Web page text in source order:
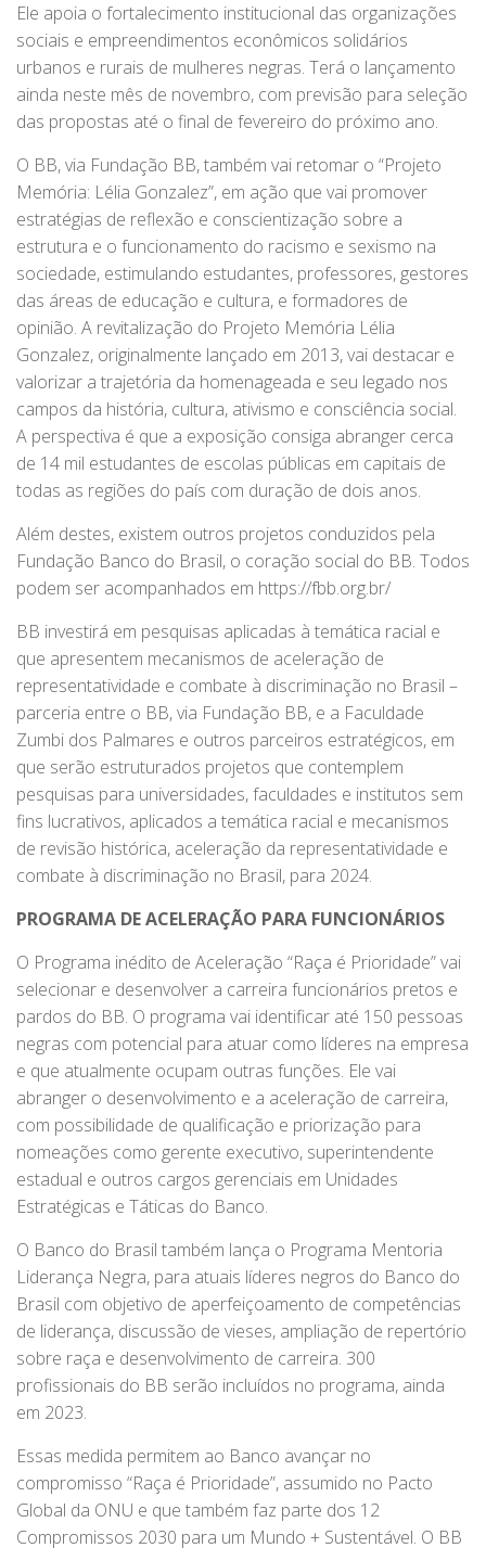
Ele apoia o fortalecimento institucional das organizações
sociais e empreendimentos econômicos solidários
urbanos e rurais de mulheres negras. Terá o lançamento
ainda neste mês de novembro, com previsão para seleção
das propostas até o final de fevereiro do próximo ano.
O BB, via Fundação BB, também vai retomar o “Projeto
Memória: Lélia Gonzalez”, em ação que vai promover
estratégias de reflexão e conscientização sobre a
estrutura e o funcionamento do racismo e sexismo na
sociedade, estimulando estudantes, professores, gestores
das áreas de educação e cultura, e formadores de
opinião. A revitalização do Projeto Memória Lélia
Gonzalez, originalmente lançado em 2013, vai destacar e
valorizar a trajetória da homenageada e seu legado nos
campos da história, cultura, ativismo e consciência social.
A perspectiva é que a exposição consiga abranger cerca
de 14 mil estudantes de escolas públicas em capitais de
todas as regiões do país com duração de dois anos.
Além destes, existem outros projetos conduzidos pela
Fundação Banco do Brasil, o coração social do BB. Todos
podem ser acompanhados em https://fbb.org.br/
BB investirá em pesquisas aplicadas à temática racial e
que apresentem mecanismos de aceleração de
representatividade e combate à discriminação no Brasil –
parceria entre o BB, via Fundação BB, e a Faculdade
Zumbi dos Palmares e outros parceiros estratégicos, em
que serão estruturados projetos que contemplem
pesquisas para universidades, faculdades e institutos sem
fins lucrativos, aplicados a temática racial e mecanismos
de revisão histórica, aceleração da representatividade e
combate à discriminação no Brasil, para 2024.
PROGRAMA DE ACELERAÇÃO PARA FUNCIONÁRIOS
O Programa inédito de Aceleração “Raça é Prioridade” vai
selecionar e desenvolver a carreira funcionários pretos e
pardos do BB. O programa vai identificar até 150 pessoas
negras com potencial para atuar como líderes na empresa
e que atualmente ocupam outras funções. Ele vai
abranger o desenvolvimento e a aceleração de carreira,
com possibilidade de qualificação e priorização para
nomeações como gerente executivo, superintendente
estadual e outros cargos gerenciais em Unidades
Estratégicas e Táticas do Banco.
O Banco do Brasil também lança o Programa Mentoria
Liderança Negra, para atuais líderes negros do Banco do
Brasil com objetivo de aperfeiçoamento de competências
de liderança, discussão de vieses, ampliação de repertório
sobre raça e desenvolvimento de carreira. 300
profissionais do BB serão incluídos no programa, ainda
em 2023.
Essas medida permitem ao Banco avançar no
compromisso “Raça é Prioridade”, assumido no Pacto
Global da ONU e que também faz parte dos 12
Compromissos 2030 para um Mundo + Sustentável. O BB